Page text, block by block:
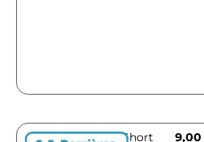
Short 9,00